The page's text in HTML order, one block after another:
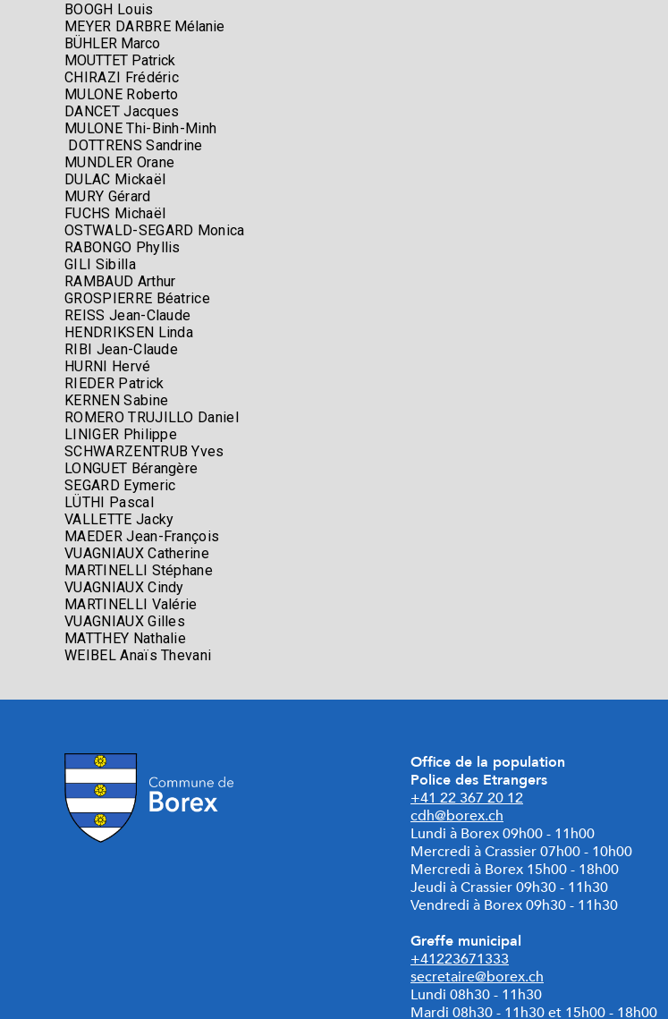
BOOGH Louis
MEYER DARBRE Mélanie
BÜHLER Marco
MOUTTET Patrick
CHIRAZI Frédéric
MULONE Roberto
DANCET Jacques
MULONE Thi-Binh-Minh
DOTTRENS Sandrine
MUNDLER Orane
DULAC Mickaël
MURY Gérard
FUCHS Michaël
OSTWALD-SEGARD Monica
RABONGO Phyllis
GILI Sibilla
RAMBAUD Arthur
GROSPIERRE Béatrice
REISS Jean-Claude
HENDRIKSEN Linda
RIBI Jean-Claude
HURNI Hervé
RIEDER Patrick
KERNEN Sabine
ROMERO TRUJILLO Daniel
LINIGER Philippe
SCHWARZENTRUB Yves
LONGUET Bérangère
SEGARD Eymeric
LÜTHI Pascal
VALLETTE Jacky
MAEDER Jean-François
VUAGNIAUX Catherine
MARTINELLI Stéphane
VUAGNIAUX Cindy
MARTINELLI Valérie
VUAGNIAUX Gilles
MATTHEY Nathalie
WEIBEL Anaïs Thevani
Office de la population
Police des Etrangers
+41 22 367 20 12
cdh@borex.ch
Lundi à Borex 09h00 - 11h00
Mercredi à Crassier 07h00 - 10h00
Mercredi à Borex 15h00 - 18h00
Jeudi à Crassier 09h30 - 11h30
Vendredi à Borex 09h30 - 11h30
Greffe municipal
+41223671333
secretaire@borex.ch
Lundi 08h30 - 11h30
Mardi 08h30 - 11h30 et 15h00 - 18h00